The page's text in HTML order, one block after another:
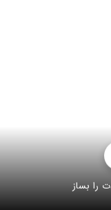
را بساز